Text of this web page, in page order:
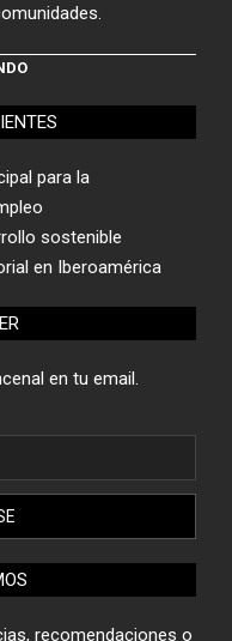
para la
sostenible
en Iberoamérica
en tu email.
recomendaciones o